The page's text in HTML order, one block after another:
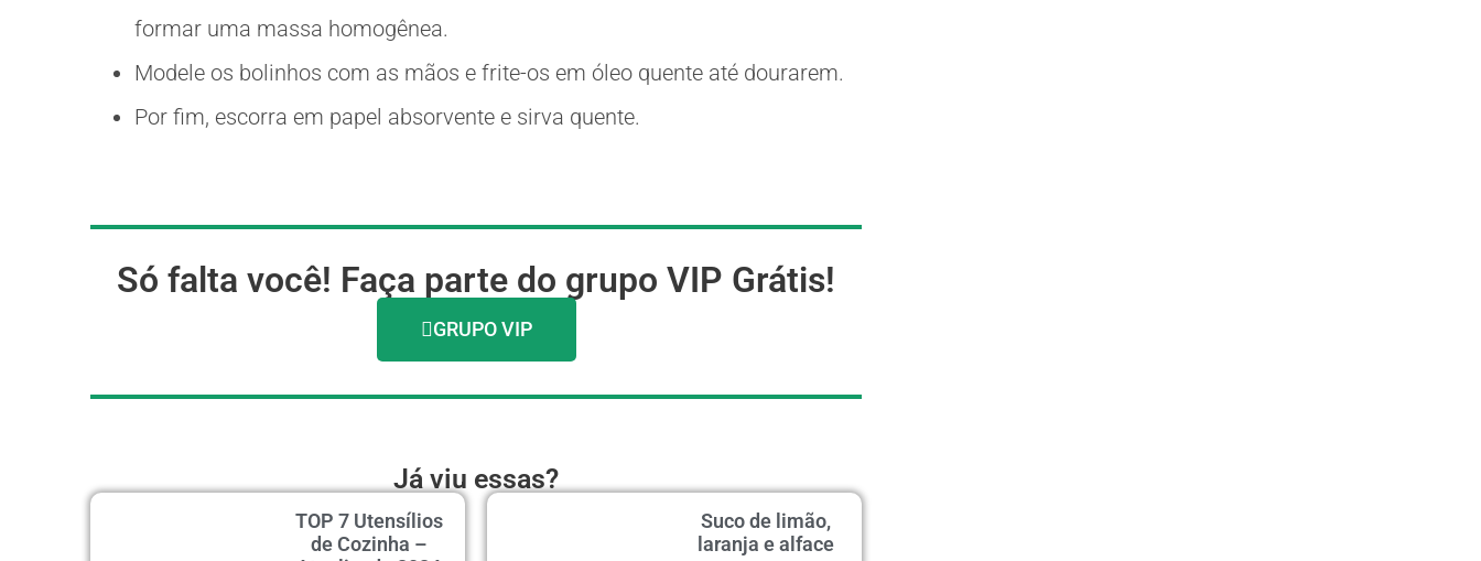
formar uma massa homogênea.
Modele os bolinhos com as mãos e frite-os em óleo quente até dourarem.
Por fim, escorra em papel absorvente e sirva quente.
Só falta você! Faça parte do grupo VIP Grátis!
GRUPO VIP
Já viu essas?
TOP 7 Utensílios
de Cozinha –
Suco de limão,
laranja e alface